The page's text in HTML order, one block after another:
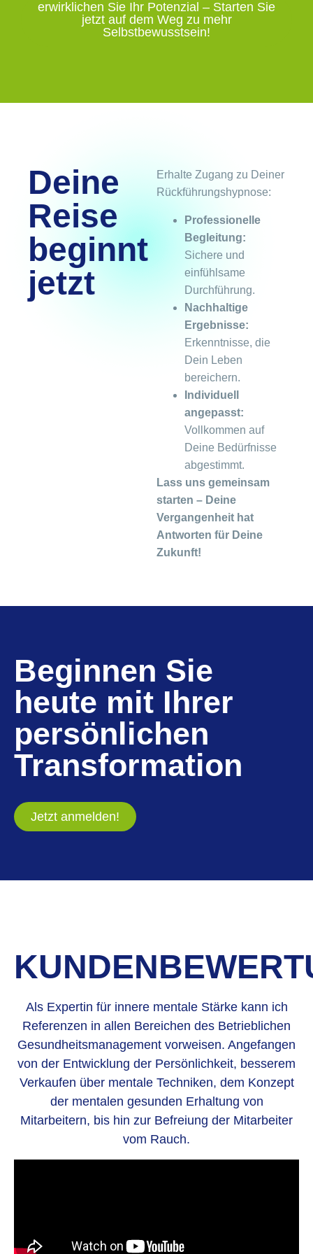
erwirklichen Sie Ihr Potenzial – Starten Sie
jetzt auf dem Weg zu mehr
Selbstbewusstsein!
Deine
Reise
beginnt
jetzt
Erhalte Zugang zu Deiner
Rückführungshypnose:
Professionelle
Begleitung:
Sichere und
einfühlsame
Durchführung.
Nachhaltige
Ergebnisse:
Erkenntnisse, die
Dein Leben
bereichern.
Individuell
angepasst:
Vollkommen auf
Deine Bedürfnisse
abgestimmt.
Lass uns gemeinsam
starten – Deine
Vergangenheit hat
Antworten für Deine
Zukunft!
Beginnen Sie
heute mit Ihrer
persönlichen
Transformation
Jetzt anmelden!
Als Expertin für innere mentale Stärke kann ich
Referenzen in allen Bereichen des Betrieblichen
Gesundheitsmanagement vorweisen. Angefangen
von der Entwicklung der Persönlichkeit, besserem
Verkaufen über mentale Techniken, dem Konzept
der mentalen gesunden Erhaltung von
Mitarbeitern, bis hin zur Befreiung der Mitarbeiter
vom Rauch.